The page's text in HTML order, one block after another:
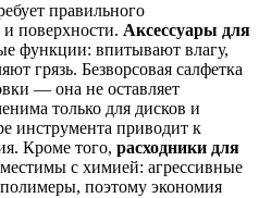
правильного
поверхности. Аксессуары для
функции: впитывают влагу,
грязь. Безворсовая салфетка
— она не оставляет
только для дисков и
инструмента приводит к
Кроме того, расходники для
с химией: агрессивные
поэтому экономия